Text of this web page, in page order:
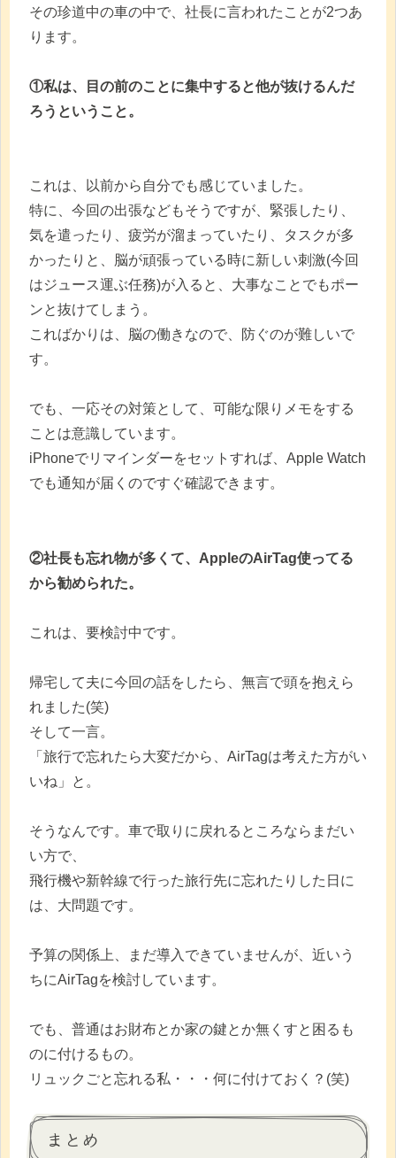
その珍道中の車の中で、社長に言われたことが2つあ
ります。
①私は、目の前のことに集中すると他が抜けるんだ
ろうということ。
これは、以前から自分でも感じていました。
特に、今回の出張などもそうですが、緊張したり、
気を遣ったり、疲労が溜まっていたり、タスクが多
かったりと、脳が頑張っている時に新しい刺激(今回
はジュース運ぶ任務)が入ると、大事なことでもポー
ンと抜けてしまう。
こればかりは、脳の働きなので、防ぐのが難しいで
す。
でも、一応その対策として、可能な限りメモをする
ことは意識しています。
iPhoneでリマインダーをセットすれば、Apple Watch
でも通知が届くのですぐ確認できます。
②社長も忘れ物が多くて、AppleのAirTag使ってる
から勧められた。
これは、要検討中です。
帰宅して夫に今回の話をしたら、無言で頭を抱えら
れました(笑)
そして一言。
「旅行で忘れたら大変だから、AirTagは考えた方がい
いね」と。
そうなんです。車で取りに戻れるところならまだい
い方で、
飛行機や新幹線で行った旅行先に忘れたりした日に
は、大問題です。
予算の関係上、まだ導入できていませんが、近いう
ちにAirTagを検討しています。
でも、普通はお財布とか家の鍵とか無くすと困るも
のに付けるもの。
リュックごと忘れる私・・・何に付けておく？(笑)
まとめ